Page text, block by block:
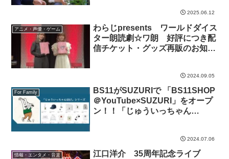
2025.06.12
アニメ・声優・ゲーム
わらじpresents ワールドダイス
ター朗読劇☆ワ朗 好評につき配
信チケット・グッズ再販のお知ら
2024.09.05
For Family
BS11がSUZURIで 「BS11SHOP
＠YouTube×SUZURI」をオープ
ン！！「じゅういっちゃん
2024.07.06
情報・エンタメ・音楽
江口洋介 35周年記念ライブ